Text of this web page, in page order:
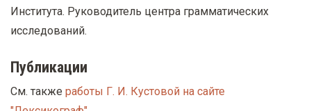
Института. Руководитель центра грамматических
исследований.
Публикации
См. также работы Г. И. Кустовой на сайте